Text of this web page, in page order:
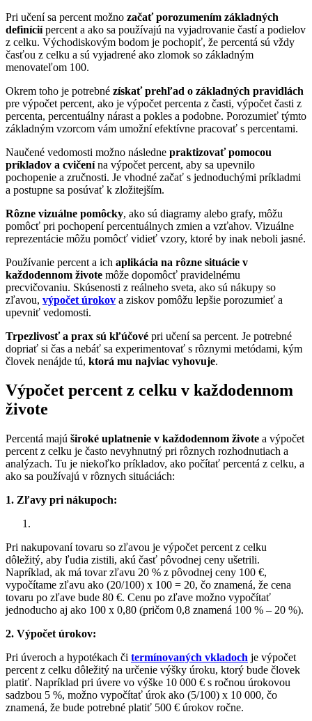
Pri učení sa percent možno začať porozumením základných
definíciípercent a ako sa používajú na vyjadrovanie častí a podielov
z celku. Východiskovým bodom je pochopiť, že percentá sú vždy
časťou z celku a sú vyjadrené ako zlomok so základným
menovateľom 100.
Okrem toho je potrebné získať prehľad o základných pravidlách
pre výpočet percent, ako je výpočet percenta z časti, výpočet časti z
percenta, percentuálny nárast a pokles a podobne. Porozumieť týmto
základným vzorcom vám umožní efektívne pracovať s percentami.
Naučené vedomosti možno následne praktizovať pomocou
príkladov a cvičenína výpočet percent, aby sa upevnilo
pochopenie a zručnosti. Je vhodné začať s jednoduchými príkladmi
a postupne sa posúvať k zložitejším.
Rôzne vizuálne pomôcky, ako sú diagramy alebo grafy, môžu
pomôcť pri pochopení percentuálnych zmien a vzťahov. Vizuálne
reprezentácie môžu pomôcť vidieť vzory, ktoré by inak neboli jasné.
Používanie percent a ich aplikácia na rôzne situácie v
každodennom živote môže dopomôcť pravidelnému
precvičovaniu. Skúsenosti z reálneho sveta, ako sú nákupy so
zľavou, výpočet úrokov a ziskov pomôžu lepšie porozumieť a
upevniť vedomosti.
Trpezlivosť a prax sú kľúčové pri učení sa percent. Je potrebné
dopriať si čas a nebáť sa experimentovať s rôznymi metódami, kým
človek nenájde tú, ktorá mu najviac vyhovuje.
Výpočet percent z celku v každodennom
živote
Percentá majú široké uplatnenie v každodennom živote a výpočet
percent z celku je často nevyhnutný pri rôznych rozhodnutiach a
analýzach. Tu je niekoľko príkladov, ako počítať percentá z celku, a
ako sa používajú v rôznych situáciách:
1. Zľavy pri nákupoch:
Pri nakupovaní tovaru so zľavou je výpočet percent z celku
dôležitý, aby ľudia zistili, akú časť pôvodnej ceny ušetrili.
Napríklad, ak má tovar zľavu 20 % z pôvodnej ceny 100 €,
vypočítame zľavu ako (20/100) x 100 = 20, čo znamená, že cena
tovaru po zľave bude 80 €. Cenu po zľave možno vypočítať
jednoducho aj ako 100 x 0,80 (pričom 0,8 znamená 100 % – 20 %).
2. Výpočet úrokov:
Pri úveroch a hypotékach či termínovaných vkladoch je výpočet
percent z celku dôležitý na určenie výšky úroku, ktorý bude človek
platiť. Napríklad pri úvere vo výške 10 000 € s ročnou úrokovou
sadzbou 5 %, možno vypočítať úrok ako (5/100) x 10 000, čo
znamená, že bude potrebné platiť 500 € úrokov ročne.